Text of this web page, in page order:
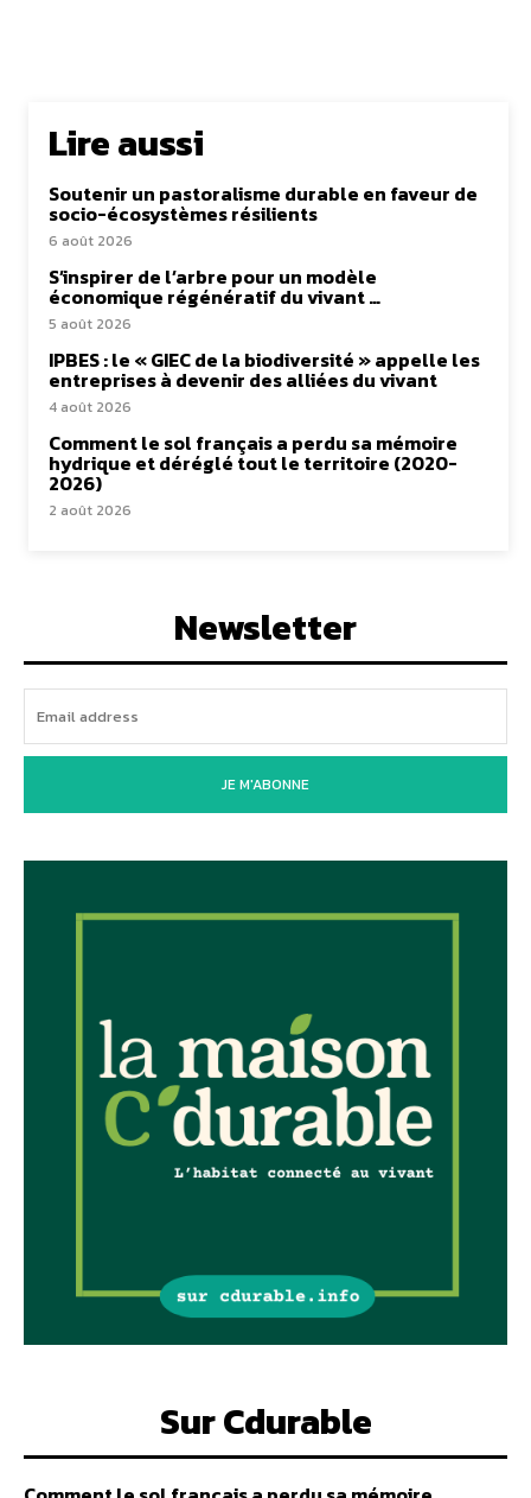
Lire aussi
Soutenir un pastoralisme durable en faveur de
socio-écosystèmes résilients
6 août 2026
S’inspirer de l’arbre pour un modèle
économique régénératif du vivant …
5 août 2026
IPBES : le « GIEC de la biodiversité » appelle les
entreprises à devenir des alliées du vivant
4 août 2026
Comment le sol français a perdu sa mémoire
hydrique et déréglé tout le territoire (2020-
2026)
2 août 2026
Newsletter
JE M'ABONNE
Sur Cdurable